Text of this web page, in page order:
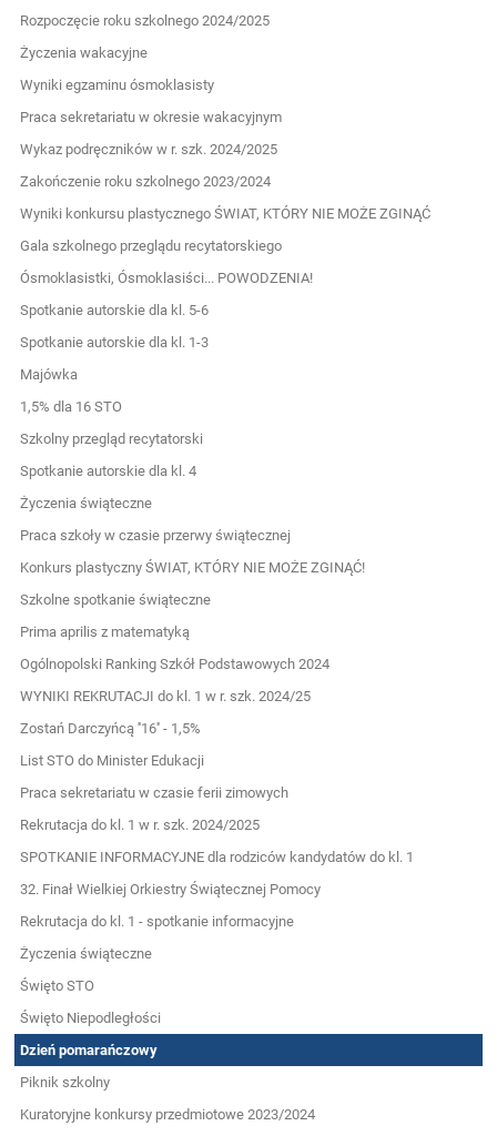
Rozpoczęcie roku szkolnego 2024/2025
Życzenia wakacyjne
Wyniki egzaminu ósmoklasisty
Praca sekretariatu w okresie wakacyjnym
Wykaz podręczników w r. szk. 2024/2025
Zakończenie roku szkolnego 2023/2024
Wyniki konkursu plastycznego ŚWIAT, KTÓRY NIE MOŻE ZGINĄĆ
Gala szkolnego przeglądu recytatorskiego
Ósmoklasistki, Ósmoklasiści... POWODZENIA!
Spotkanie autorskie dla kl. 5-6
Spotkanie autorskie dla kl. 1-3
Majówka
1,5% dla 16 STO
Szkolny przegląd recytatorski
Spotkanie autorskie dla kl. 4
Życzenia świąteczne
Praca szkoły w czasie przerwy świątecznej
Konkurs plastyczny ŚWIAT, KTÓRY NIE MOŻE ZGINĄĆ!
Szkolne spotkanie świąteczne
Prima aprilis z matematyką
Ogólnopolski Ranking Szkół Podstawowych 2024
WYNIKI REKRUTACJI do kl. 1 w r. szk. 2024/25
Zostań Darczyńcą ''16'' - 1,5%
List STO do Minister Edukacji
Praca sekretariatu w czasie ferii zimowych
Rekrutacja do kl. 1 w r. szk. 2024/2025
SPOTKANIE INFORMACYJNE dla rodziców kandydatów do kl. 1
32. Finał Wielkiej Orkiestry Świątecznej Pomocy
Rekrutacja do kl. 1 - spotkanie informacyjne
Życzenia świąteczne
Święto STO
Święto Niepodległości
Dzień pomarańczowy
Piknik szkolny
Kuratoryjne konkursy przedmiotowe 2023/2024